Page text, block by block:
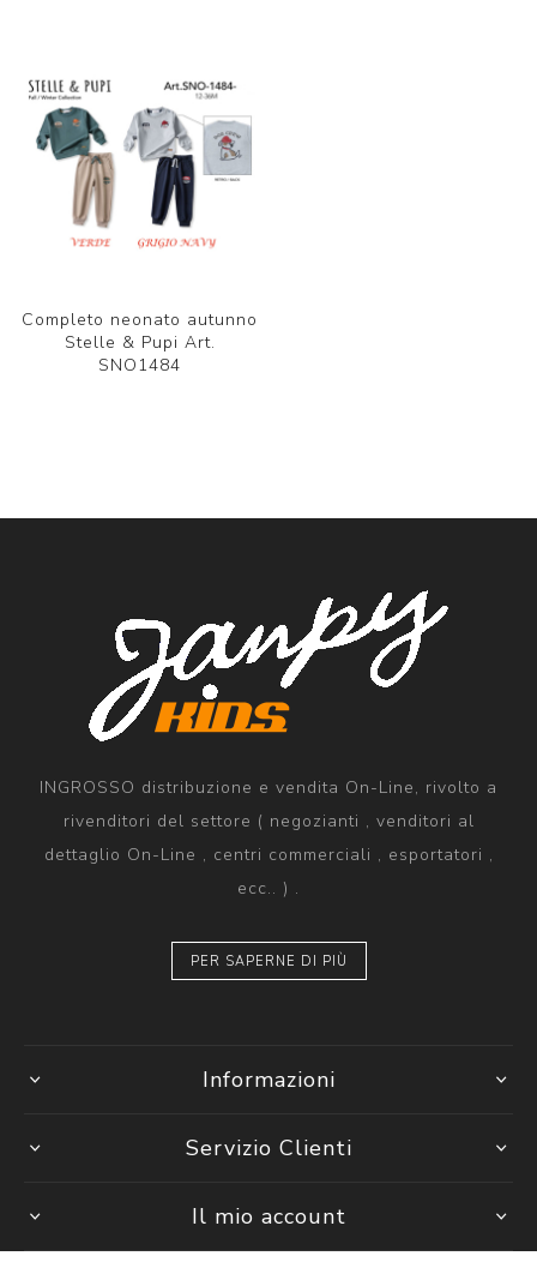
Completo neonato autunno
Stelle & Pupi Art.
SNO1484
INGROSSO distribuzione e vendita On-Line, rivolto a
rivenditori del settore ( negozianti , venditori al
dettaglio On-Line , centri commerciali , esportatori ,
ecc.. ) .
PER SAPERNE DI PIÙ
Informazioni
Servizio Clienti
Il mio account